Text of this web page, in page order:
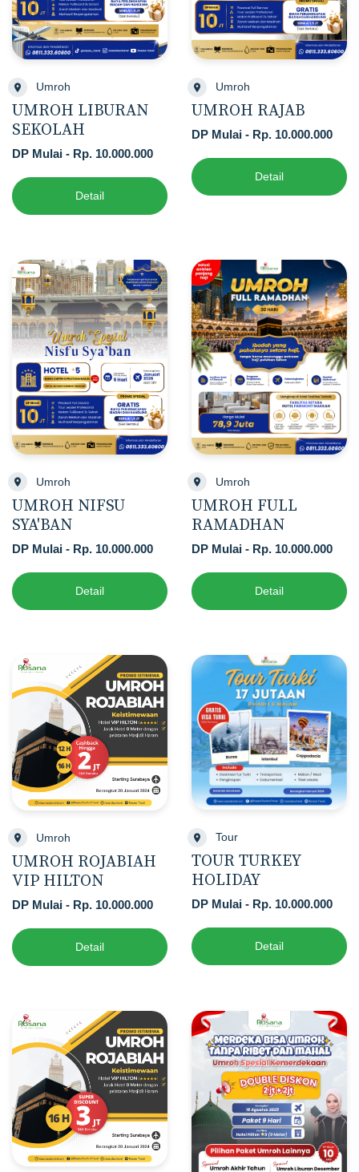
Umroh
UMROH LIBURAN
SEKOLAH
DP Mulai - Rp. 10.000.000
Detail
Umroh
UMROH RAJAB
DP Mulai - Rp. 10.000.000
Detail
Umroh
UMROH NIFSU
SYA'BAN
DP Mulai - Rp. 10.000.000
Detail
Umroh
UMROH FULL
RAMADHAN
DP Mulai - Rp. 10.000.000
Detail
Umroh
UMROH ROJABIAH
VIP HILTON
DP Mulai - Rp. 10.000.000
Detail
Tour
TOUR TURKEY
HOLIDAY
DP Mulai - Rp. 10.000.000
Detail